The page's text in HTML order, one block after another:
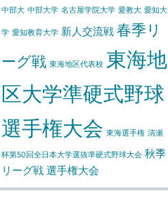
中部大 中部大学 名古屋学院大学 愛教大 愛知大
学 愛知教育大学 新人交流戦 春季リ
ーグ戦 東海地区代表校 東海地
区大学準硬式野球
選手権大会 東海選手権 清瀬
杯第50回全日本大学選抜準硬式野球大会 秋季
リーグ戦 選手権大会